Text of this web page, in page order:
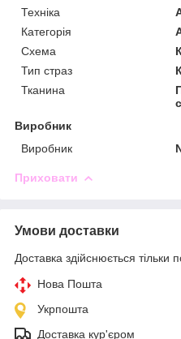
Техніка
Категорія
Схема
Тип страз
Тканина
Виробник
Виробник
Приховати
Умови доставки
Доставка здійснюється тільки
Нова Пошта
Укрпошта
Доставка кур'єром